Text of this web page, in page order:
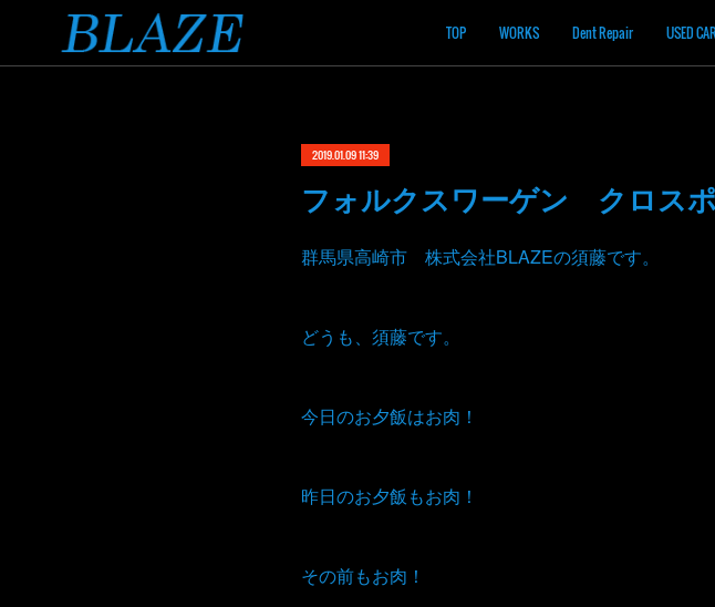
TOP WORKS Dent Repair USED
2019.01.09 11:39
フォルクスワーゲン クロス
群馬県高崎市 株式会社BLAZEの須藤です。
どうも、須藤です。
今日のお夕飯はお肉！
昨日のお夕飯もお肉！
その前もお肉！